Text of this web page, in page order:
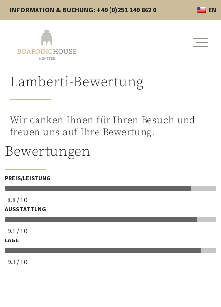
INFORMATION & BUCHUNG: +49 (0)251 149 862 0 EN
Lamberti-Bewertung
Wir danken Ihnen für Ihren Besuch und
freuen uns auf Ihre Bewertung.
Bewertungen
PREIS/LEISTUNG
8.8 10
AUSSTATTUNG
9.1 10
LAGE
9.3 10